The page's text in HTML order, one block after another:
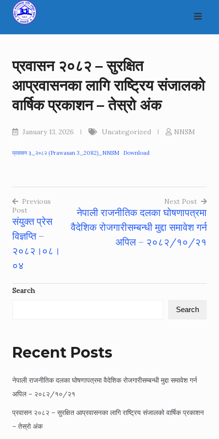
Skip
content
प्रवासन २०८२ – सुरक्षित
आप्रवासनका लागि राष्ट्रिय संजालको
वार्षिक प्रकाशन – तेस्रो अंक
January 13, 2026 Uncategorized NNSM
प्रवासन ३_२०८२ (Prawasan 3_2082)_NNSM Download
Post
navigation
Previous
Post
संयुक्त प्रेस
विज्ञप्ति –
२०८२।०८।
०४
Next Post
नेपाली राजनीतिक दलका घोषणापत्रमा
वैदेशिक रोजगारीसम्बन्धी मुद्दा समावेश गर्न
अपिल – २०८२/१०/२१
Search
Search
Recent Posts
नेपाली राजनीतिक दलका घोषणापत्रमा वैदेशिक रोजगारीसम्बन्धी मुद्दा समावेश गर्न
अपिल – २०८२/१०/२१
प्रवासन २०८२ – सुरक्षित आप्रवासनका लागि राष्ट्रिय संजालको वार्षिक प्रकाशन
– तेस्रो अंक